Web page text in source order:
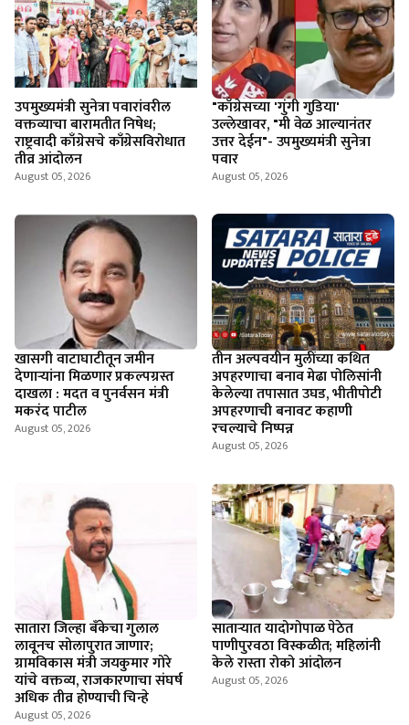
उपमुख्यमंत्री सुनेत्रा पवारांवरील
वक्तव्याचा बारामतीत निषेध;
राष्ट्रवादी काँग्रेसचे काँग्रेसविरोधात
तीव्र आंदोलन
August 05, 2026
"काँग्रेसच्या 'गुंगी गुडिया'
उल्लेखावर, "मी वेळ आल्यानंतर
उत्तर देईन"- उपमुख्यमंत्री सुनेत्रा
पवार
August 05, 2026
खासगी वाटाघाटीतून जमीन
देणाऱ्यांना मिळणार प्रकल्पग्रस्त
दाखला : मदत व पुनर्वसन मंत्री
मकरंद पाटील
August 05, 2026
तीन अल्पवयीन मुलींच्या कथित
अपहरणाचा बनाव मेढा पोलिसांनी
केलेल्या तपासात उघड, भीतीपोटी
अपहरणाची बनावट कहाणी
रचल्याचे निष्पन्न
August 05, 2026
सातारा जिल्हा बँकेचा गुलाल
लावूनच सोलापुरात जाणार;
ग्रामविकास मंत्री जयकुमार गोरे
यांचे वक्तव्य, राजकारणाचा संघर्ष
अधिक तीव्र होण्याची चिन्हे
August 05, 2026
सातार्‍यात यादोगोपाळ पेठेत
पाणीपुरवठा विस्कळीत; महिलांनी
केले रास्ता रोको आंदोलन
August 05, 2026